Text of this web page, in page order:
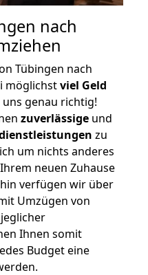
nach
Tübingen nach
möglichstviel Geld
uns genau richtig!
zuverlässige und
zu
um nichts anderes
neuen Zuhause
verfügen wir über
Umzügen von
Ihnen somit
Budget eine